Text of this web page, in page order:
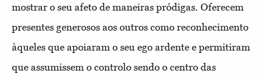
mostrar o seu afeto de maneiras pródigas. Oferecem
presentes generosos aos outros como reconhecimento
àqueles que apoiaram o seu ego ardente e permitiram
que assumissem o controlo sendo o centro das